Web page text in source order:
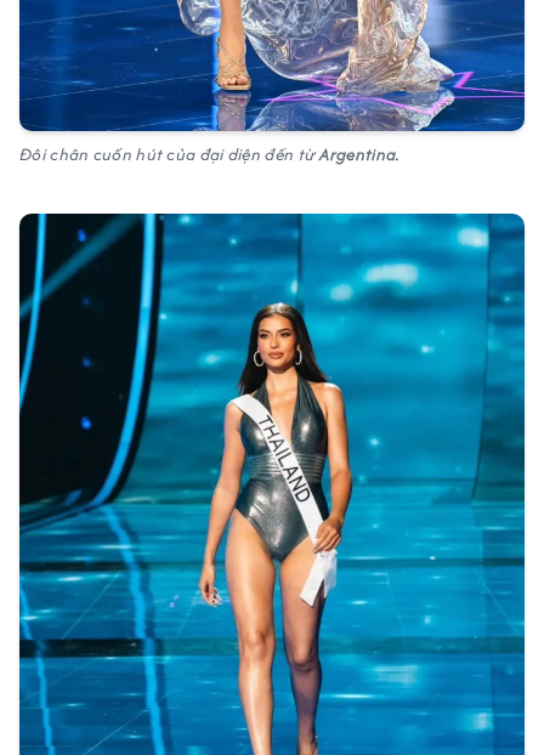
Đôi chân cuốn hút của đại diện đến từArgentina.